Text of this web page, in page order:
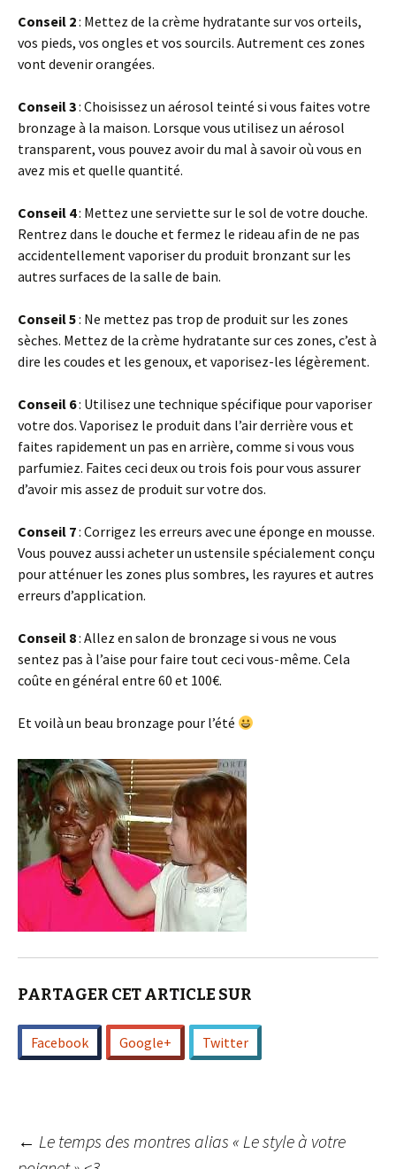
Conseil 2: Mettez de la crème hydratante sur vos orteils,
vos pieds, vos ongles et vos sourcils. Autrement ces zones
vont devenir orangées.
Conseil 3: Choisissez un aérosol teinté si vous faites votre
bronzage à la maison. Lorsque vous utilisez un aérosol
transparent, vous pouvez avoir du mal à savoir où vous en
avez mis et quelle quantité.
Conseil 4: Mettez une serviette sur le sol de votre douche.
Rentrez dans le douche et fermez le rideau afin de ne pas
accidentellement vaporiser du produit bronzant sur les
autres surfaces de la salle de bain.
Conseil 5: Ne mettez pas trop de produit sur les zones
sèches. Mettez de la crème hydratante sur ces zones, c’est à
dire les coudes et les genoux, et vaporisez-les légèrement.
Conseil 6: Utilisez une technique spécifique pour vaporiser
votre dos. Vaporisez le produit dans l’air derrière vous et
faites rapidement un pas en arrière, comme si vous vous
parfumiez. Faites ceci deux ou trois fois pour vous assurer
d’avoir mis assez de produit sur votre dos.
Conseil 7: Corrigez les erreurs avec une éponge en mousse.
Vous pouvez aussi acheter un ustensile spécialement conçu
pour atténuer les zones plus sombres, les rayures et autres
erreurs d’application.
Conseil 8: Allez en salon de bronzage si vous ne vous
sentez pas à l’aise pour faire tout ceci vous-même. Cela
coûte en général entre 60 et 100€.
Et voilà un beau bronzage pour l’été
PARTAGER CET ARTICLE SUR
Facebook Google+ Twitter
Navigation
← Le temps des montres alias « Le style à votre